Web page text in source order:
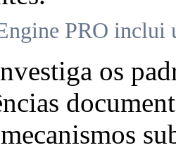
PRO inclui
os